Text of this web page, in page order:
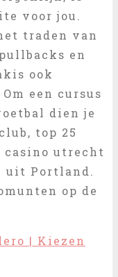
voor jou.
traden van
en
ook
een cursus
dien je
top 25
casino utrecht
uit Portland.
op de
| Kiezen